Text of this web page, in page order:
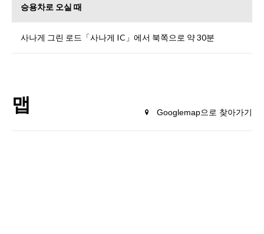
승용차로 오실 때
사나게 그린 로드「사나게 IC」에서 북쪽으로 약 30분
맵 Googlemap으로 찾아가기